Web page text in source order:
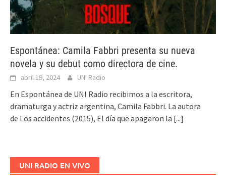
Espontánea: Camila Fabbri presenta su nueva
novela y su debut como directora de cine.
abril 19, 2024 UNI Radio
En Espontánea de UNI Radio recibimos a la escritora,
dramaturga y actriz argentina, Camila Fabbri. La autora
de Los accidentes (2015), El día que apagaron la [...]
UNI RADIO EN VIVO